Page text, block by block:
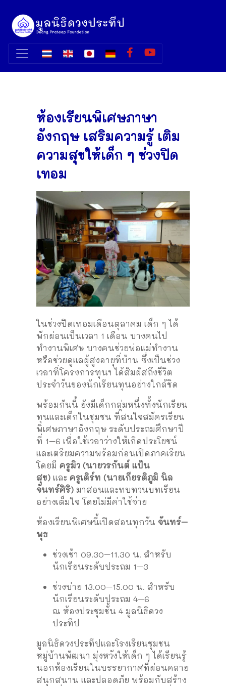
ห้องเรียนพิเศษภาษา
อังกฤษ เสริมความรู้ เติม
ความสุขให้เด็ก ๆ ช่วงปิด
เทอม
ในช่วงปิดเทอมเดือนตุลาคม เด็ก ๆ ได้
พักผ่อนเป็นเวลา 1 เดือน บางคนไป
ทำงานพิเศษ บางคนช่วยพ่อแม่ทำงาน
หรือช่วยดูแลผู้สูงอายุที่บ้าน ซึ่งเป็นช่วง
เวลาที่โครงการทุนฯ ได้สัมผัสถึงชีวิต
ประจำวันของนักเรียนทุนอย่างใกล้ชิด
พร้อมกันนี้ ยังมีเด็กกลุ่มหนึ่งทั้งนักเรียน
ทุนและเด็กในชุมชน ที่สนใจสมัครเรียน
พิเศษภาษาอังกฤษ ระดับประถมศึกษาปี
ที่ 1–6 เพื่อใช้เวลาว่างให้เกิดประโยชน์
และเตรียมความพร้อมก่อนเปิดภาคเรียน
โดยมี ครูมิว (นายวรกันต์ แป้น
สุข) และ ครูเติร์ท (นายเกียรติภูมิ นิล
จันทร์ศิริ) มาสอนและทบทวนบทเรียน
อย่างเต็มใจ โดยไม่มีค่าใช้จ่าย
ห้องเรียนพิเศษนี้เปิดสอนทุกวัน จันทร์–
พุธ
ช่วงเช้า 09.30–11.30 น. สำหรับ
นักเรียนระดับประถม 1–3
ช่วงบ่าย 13.00–15.00 น. สำหรับ
นักเรียนระดับประถม 4–6
ณ ห้องประชุมชั้น 4 มูลนิธิดวง
ประทีป
มูลนิธิดวงประทีปและโรงเรียนชุมชน
หมู่บ้านพัฒนา มุ่งหวังให้เด็ก ๆ ได้เรียนรู้
นอกห้องเรียนในบรรยากาศที่ผ่อนคลาย
สนุกสนาน และปลอดภัย พร้อมกับสร้าง